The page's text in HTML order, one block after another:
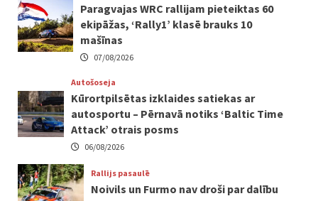
Paragvajas WRC rallijam pieteiktas 60
ekipāžas, ‘Rally1’ klasē brauks 10
mašīnas
07/08/2026
Autošoseja
Kūrortpilsētas izklaides satiekas ar
autosportu – Pērnavā notiks ‘Baltic Time
Attack’ otrais posms
06/08/2026
Rallijs pasaulē
Noivils un Furmo nav droši par dalību